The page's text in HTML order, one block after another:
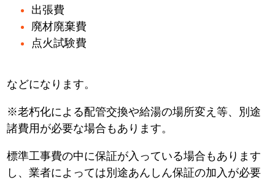
出張費
廃材廃棄費
点火試験費
などになります。
※老朽化による配管交換や給湯の場所変え等、別途
諸費用が必要な場合もあります。
標準工事費の中に保証が入っている場合もあります
し、業者によっては別途あんしん保証の加入が必要